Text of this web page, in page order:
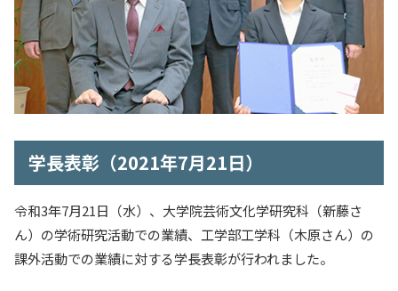
学長表彰（2021年7月21日）
令和3年7月21日（水）、大学院芸術文化学研究科（新藤さ
ん）の学術研究活動での業績、工学部工学科（木原さん）の
課外活動での業績に対する学長表彰が行われました。